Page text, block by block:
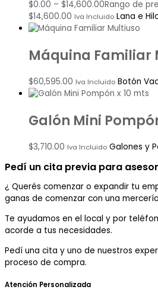
$0.00 – $14,600.00Rango de
$14,600.00 Iva Incluido Lana e
Máquina Familiar
$60,595.00 Iva Incluido Botón
Galón Mini
$3,710.00 Iva Incluido Galones y
Pedí un cita previa para
¿ Querés comenzar o expandir tu
ganas de comenzar con una
Te ayudamos en el local y por
acorde a tus necesidades.
Pedí una cita y uno de nuestros
proceso de compra.
Atención Personalizada